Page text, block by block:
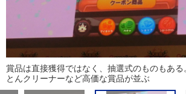
賞品は直接獲得ではなく、抽選式のものもあ
とんクリーナーなど高価な賞品が並ぶ